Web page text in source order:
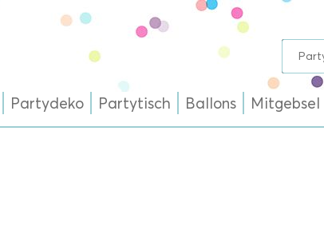
Partydeko Partytisch Ballons Mitgebsel